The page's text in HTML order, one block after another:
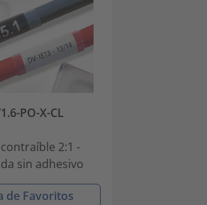
PO-X-CL
2:1 -
sin adhesivo
de Favoritos